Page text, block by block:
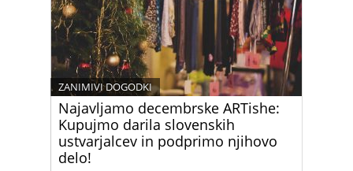
Najavljamo decembrske ARTishe:
Kupujmo darila slovenskih
ustvarjalcev in podprimo njihovo
delo!
ZANIMIVI DOGODKI